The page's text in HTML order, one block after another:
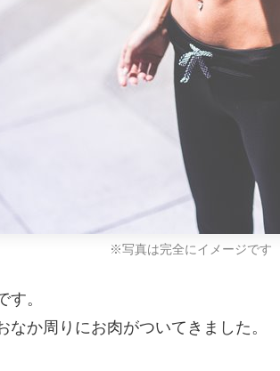
※写真は完全にイメージです
。
なか周りにお肉がついてきました。